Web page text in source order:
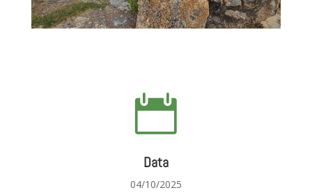

Data
04/10/2025